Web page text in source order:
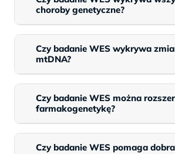
choroby genetyczne?
Czy badanie WES wykrywa
mtDNA?
Czy badanie WES można
farmakogenetykę?
Czy badanie WES pomaga